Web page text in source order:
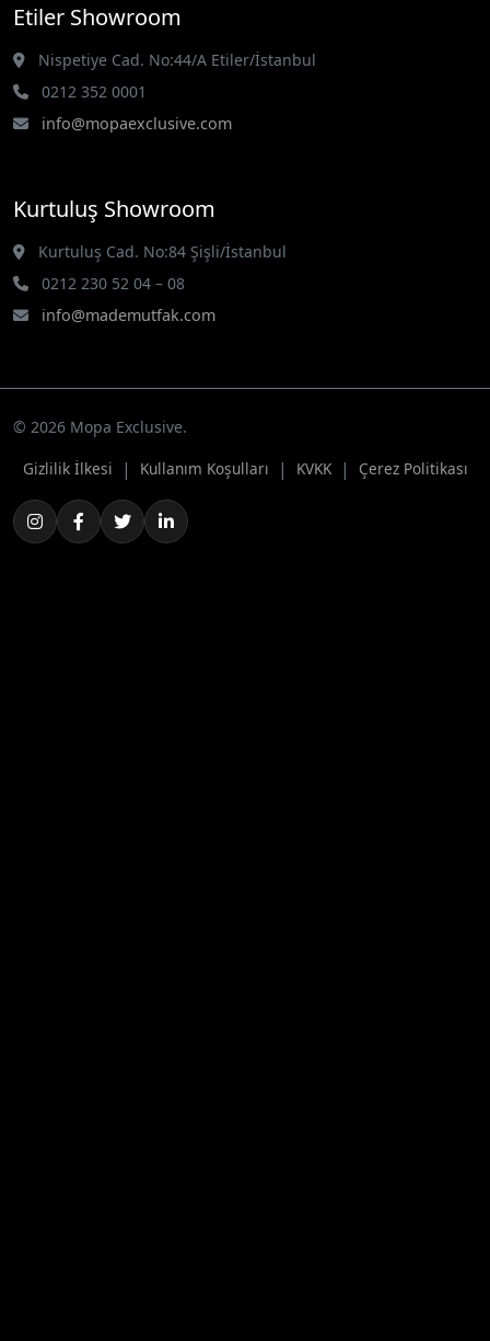
Etiler Showroom
Nispetiye Cad. No:44/A Etiler/İstanbul
0212 352 0001
info@mopaexclusive.com
Kurtuluş Showroom
Kurtuluş Cad. No:84 Şişli/İstanbul
0212 230 52 04 – 08
info@mademutfak.com
© 2026 Mopa Exclusive.
Gizlilik İlkesi
| Kullanım Koşulları | KVKK | Çerez Politikası